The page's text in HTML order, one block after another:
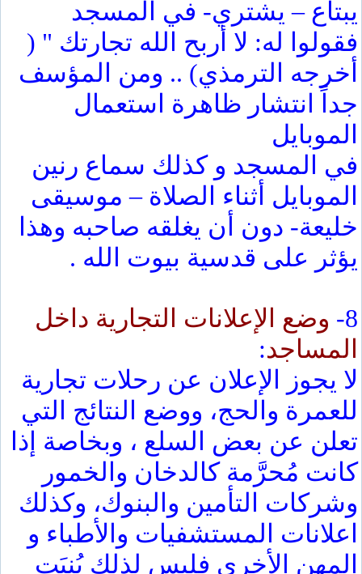
يبتاع – يشتري- في المسجد
فقولوا له: لا أربح الله تجارتك " (
أخرجه الترمذي) .. ومن المؤسف
جداً انتشار ظاهرة استعمال
الموبايل
في المسجد و كذلك سماع رنين
الموبايل أثناء الصلاة – موسيقى
خليعة- دون أن يغلقه صاحبه وهذا
يؤثر على قدسية بيوت الله .
8-
وضع الإعلانات التجارية داخل
المساجد:
لا يجوز الإعلان عن رحلات تجارية
للعمرة والحج، ووضع النتائج التي
تعلن عن بعض السلع ، وبخاصة إذا
كانت مُحرَّمة كالدخان والخمور
وشركات التأمين والبنوك، وكذلك
اعلانات المستشفيات والأطباء و
المهن الأخرى فليس لذلك بُنِيَت